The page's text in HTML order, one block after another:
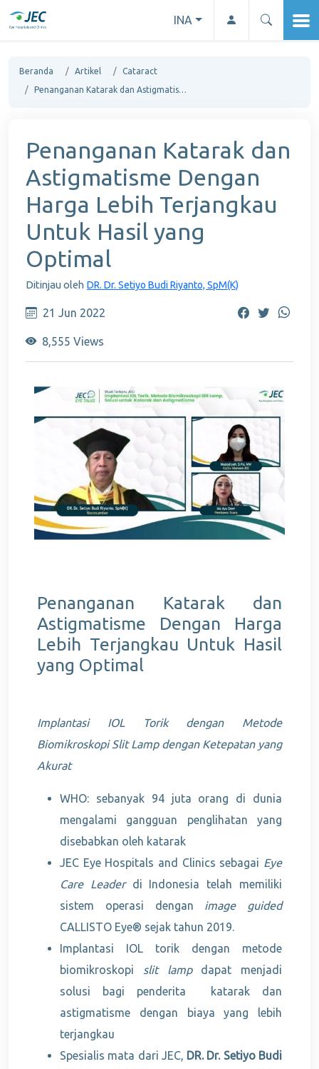
INA
Beranda Artikel
Cataract
Penanganan Katarak dan Astigmatisme Dengan Harga Lebih Terjangkau Untuk Hasil yang Optimal
Penanganan Katarak dan
Astigmatisme Dengan
Harga Lebih Terjangkau
Untuk Hasil yang
Optimal
Ditinjau oleh DR. Dr. Setiyo Budi Riyanto, SpM(K)
21 Jun 2022
8,555 Views
Penanganan Katarak dan
Astigmatisme Dengan Harga
Lebih Terjangkau Untuk Hasil
yang Optimal
Implantasi IOL Torik dengan Metode
Biomikroskopi Slit Lamp dengan Ketepatan yang
Akurat
WHO: sebanyak 94 juta orang di dunia
mengalami gangguan penglihatan yang
disebabkan oleh katarak
JEC Eye Hospitals and Clinics sebagai Eye
Care Leaderdi Indonesia telah memiliki
sistem operasi dengan image guided
CALLISTO Eye® sejak tahun 2019.
Implantasi IOL torik dengan metode
biomikroskopi slit lampdapat menjadi
solusi bagi penderita katarak dan
astigmatisme dengan biaya yang lebih
terjangkau
Spesialis mata dari JEC, DR. Dr. Setiyo Budi